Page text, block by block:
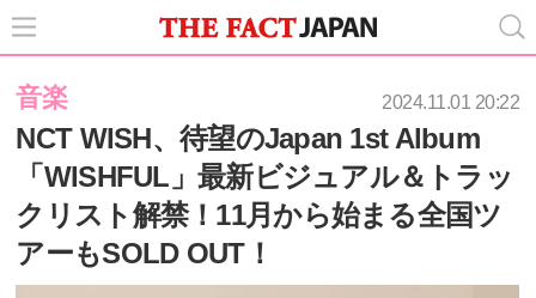
音楽 2024.11.01 20:22
NCT WISH、待望のJapan 1st Album
「WISHFUL」最新ビジュアル＆トラッ
クリスト解禁！11月から始まる全国ツ
アーもSOLD OUT！